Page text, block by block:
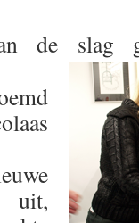
de slag
uit,